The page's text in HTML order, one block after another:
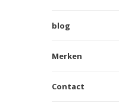
blog
Merken
Contact